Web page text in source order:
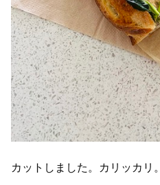
カットしました。カリッカリ。